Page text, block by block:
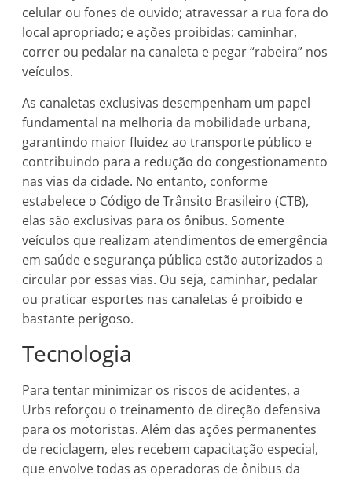
celular ou fones de ouvido; atravessar a rua fora do
local apropriado; e ações proibidas: caminhar,
correr ou pedalar na canaleta e pegar “rabeira” nos
veículos.
As canaletas exclusivas desempenham um papel
fundamental na melhoria da mobilidade urbana,
garantindo maior fluidez ao transporte público e
contribuindo para a redução do congestionamento
nas vias da cidade. No entanto, conforme
estabelece o Código de Trânsito Brasileiro (CTB),
elas são exclusivas para os ônibus. Somente
veículos que realizam atendimentos de emergência
em saúde e segurança pública estão autorizados a
circular por essas vias. Ou seja, caminhar, pedalar
ou praticar esportes nas canaletas é proibido e
bastante perigoso.
Tecnologia
Para tentar minimizar os riscos de acidentes, a
Urbs reforçou o treinamento de direção defensiva
para os motoristas. Além das ações permanentes
de reciclagem, eles recebem capacitação especial,
que envolve todas as operadoras de ônibus da